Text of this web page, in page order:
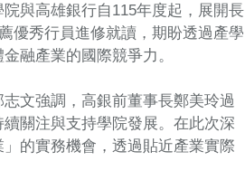
與高雄銀行自115年度起，展開長
優秀行員進修就讀，期盼透過產學
融產業的國際競爭力。
文強調，高銀前董事長鄭美玲過
關注與支持學院發展。在此次深
的實務機會，透過貼近產業實際